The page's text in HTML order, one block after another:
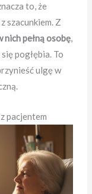
to, że
szacunkiem. Z
nich pełną osobę,
pogłębia. To
ulgę w
pacjentem